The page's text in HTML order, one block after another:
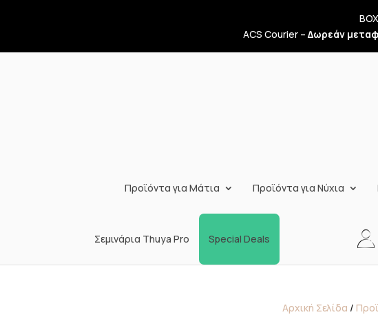
ACS Courier – Δωρεάν
Προϊόντα για Μάτια Προϊόντα για Νύχια
Σεμινάρια Thuya Pro Special Deals
Αρχική Σελίδα /